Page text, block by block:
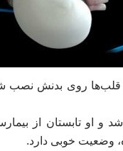
قلب‌ها روی بدنش نصب
بدن یک بیمار 73 ساله نصب شد و او تابستان از